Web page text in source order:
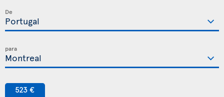
De
para
523 €